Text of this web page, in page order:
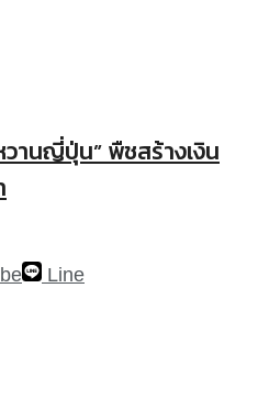
านญี่ปุ่น” พืชสร้างเงิน
Line